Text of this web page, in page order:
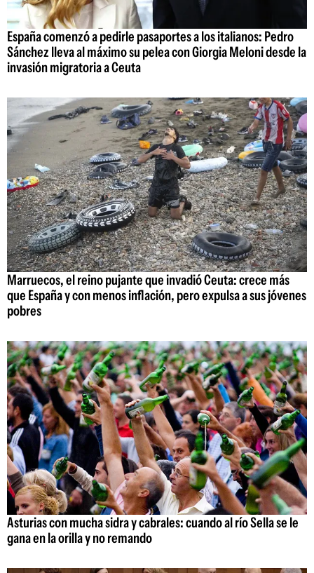
España comenzó a pedirle pasaportes a los italianos: Pedro
Sánchez lleva al máximo su pelea con Giorgia Meloni desde la
invasión migratoria a Ceuta
Marruecos, el reino pujante que invadió Ceuta: crece más
que España y con menos inflación, pero expulsa a sus jóvenes
pobres
Asturias con mucha sidra y cabrales: cuando al río Sella se le
gana en la orilla y no remando